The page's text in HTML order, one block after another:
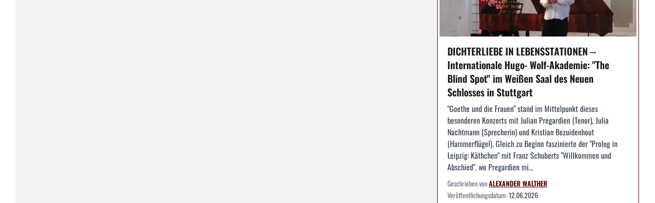
DICHTERLIEBE IN LEBENSSTATIONEN --
Internationale Hugo- Wolf-Akademie: "The
Blind Spot" im Weißen Saal des Neuen
Schlosses in Stuttgart
"Goethe und die Frauen" stand im Mittelpunkt dieses
besonderen Konzerts mit Julian Pregardien (Tenor), Julia
Nachtmann (Sprecherin) und Kristian Bezuidenhout
(Hammerflügel). Gleich zu Beginn faszinierte der "Prolog in
Leipzig: Käthchen" mit Franz Schuberts "Willkommen und
Abschied", wo Pregardien mi...
Geschrieben vonALEXANDER WALTHER
Veröffentlichungsdatum:12.06.2026